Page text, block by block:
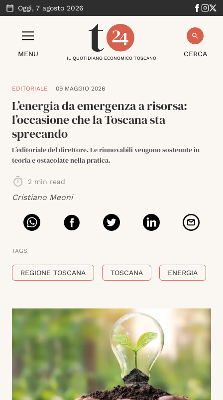
Oggi, 7 agosto 2026
MENU CERCA
IL QUOTIDIANO ECONOMICO TOSCANO
EDITORIALE 09 MAGGIO 2026
L’energia da emergenza a risorsa:
l’occasione che la Toscana sta
sprecando
L’editoriale del direttore. Le rinnovabili vengono sostenute in
teoria e ostacolate nella pratica.
2 min read
Cristiano Meoni
TAGS
REGIONE TOSCANA TOSCANA ENERGIA